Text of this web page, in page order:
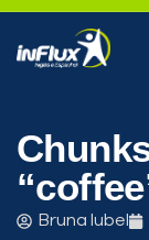
Bruna Iubel